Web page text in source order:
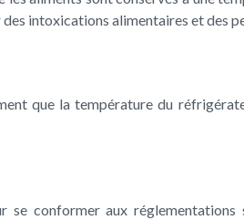
intoxications alimentaires et des
que la température du
conformer aux